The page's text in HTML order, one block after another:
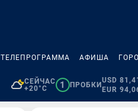
ТЕЛЕПРОГРАММА АФИША
СЕЙЧАС
+20°C
1 ПРОБКИ
USD 81,41
EUR